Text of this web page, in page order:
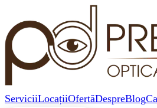
ServiciiLocațiiOfertăDespreBlog